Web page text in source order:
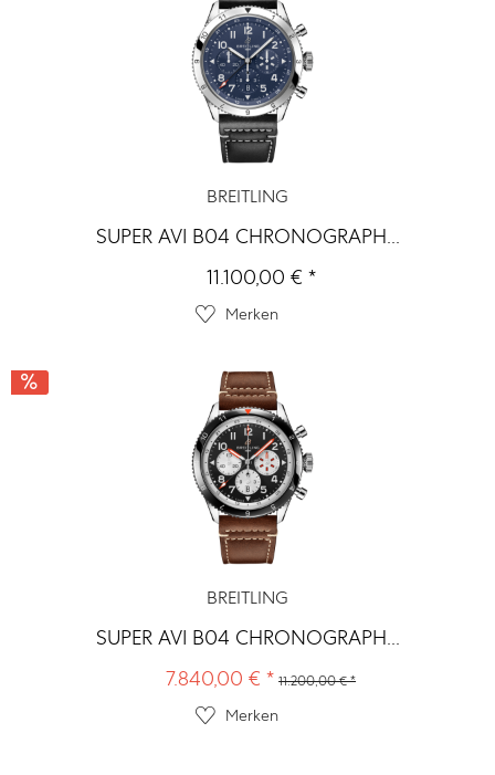
BREITLING
SUPER AVI B04 CHRONOGRAPH...
11.100,00 € *
Merken
BREITLING
SUPER AVI B04 CHRONOGRAPH...
7.840,00 € * 11.200,00 € *
Merken